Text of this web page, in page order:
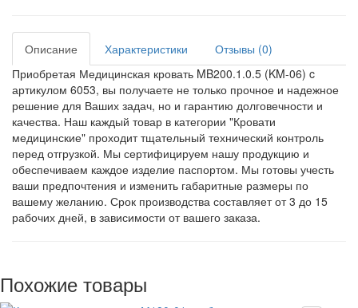
Описание Характеристики
Отзывы (0)
Приобретая Медицинская кровать MB200.1.0.5 (KM-06) c
артикулом 6053, вы получаете не только прочное и надежное
решение для Ваших задач, но и гарантию долговечности и
качества. Наш каждый товар в категории "Кровати
медицинские" проходит тщательный технический контроль
перед отгрузкой. Мы сертифицируем нашу продукцию и
обеспечиваем каждое изделие паспортом. Мы готовы учесть
ваши предпочтения и изменить габаритные размеры по
вашему желанию. Срок производства составляет от 3 до 15
рабочих дней, в зависимости от вашего заказа.
Похожие товары